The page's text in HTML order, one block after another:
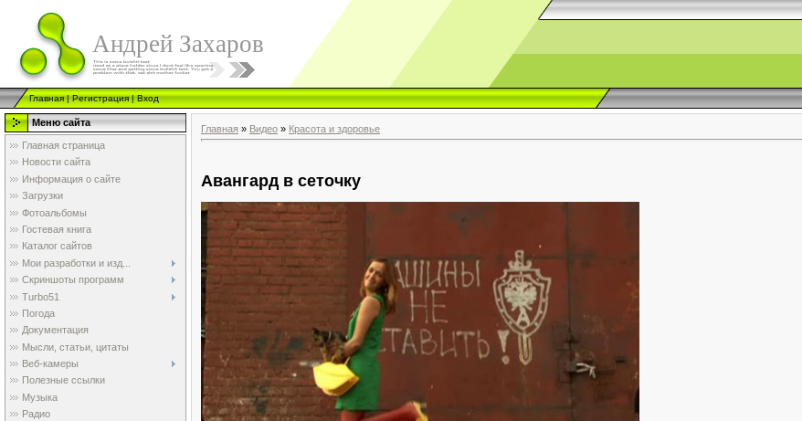
Андрей Захаров
Главная|Регистрация|Вход
Меню сайта
Главная страница
Новости сайта
Информация о сайте
Загрузки
Фотоальбомы
Гостевая книга
Каталог сайтов
Мои разработки и изд...
Скриншоты программ
Turbo51
Погода
Документация
Мысли, статьи, цитаты
Веб-камеры
Полезные ссылки
Музыка
Радио
Главная » Видео » Красота и здоровье
Авангард в сеточку